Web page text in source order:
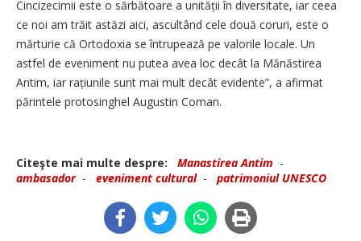
Cincizecimii este o sărbătoare a unității în diversitate, iar ceea
ce noi am trăit astăzi aici, ascultând cele două coruri, este o
mărturie că Ortodoxia se întrupează pe valorile locale. Un
astfel de eveniment nu putea avea loc decât la Mănăstirea
Antim, iar rațiunile sunt mai mult decât evidente”, a afirmat
părintele protosinghel Augustin Coman.
Citeşte mai multe despre: Manastirea Antim -
ambasador- eveniment cultural- patrimoniul UNESCO